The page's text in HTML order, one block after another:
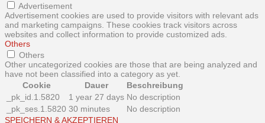
Advertisement
Advertisement cookies are used to provide visitors with relevant ads
and marketing campaigns. These cookies track visitors across
websites and collect information to provide customized ads.
Others
Others
Other uncategorized cookies are those that are being analyzed and
have not been classified into a category as yet.
Cookie
Dauer
Beschreibung
_pk_id.1.5820
1 year 27 days No description
_pk_ses.1.5820 30 minutes
No description
SPEICHERN & AKZEPTIEREN